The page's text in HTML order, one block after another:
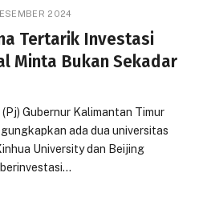
2024
Tertarik Investasi
Minta Bukan Sekadar
Gubernur Kalimantan Timur
ada dua universitas
University dan Beijing